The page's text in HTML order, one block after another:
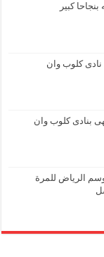
كبير
نادى كلوب وان
بنادى كلوب وان
الرياض للمرة